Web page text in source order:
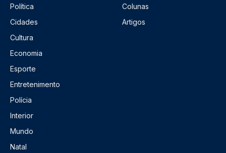
Política
Cidades
Cultura
Economia
Esporte
Entretenimento
Polícia
Interior
Mundo
Natal
Colunas
Artigos